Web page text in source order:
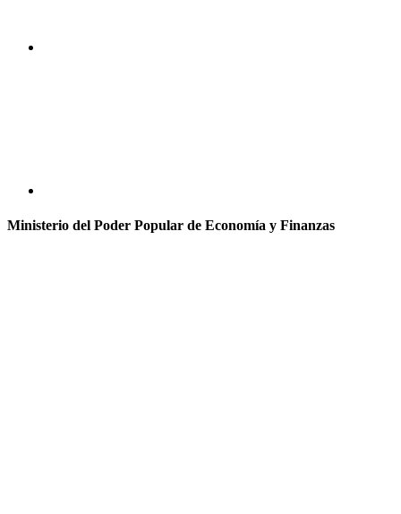
Ministerio del Poder Popular de Economía y Finanzas